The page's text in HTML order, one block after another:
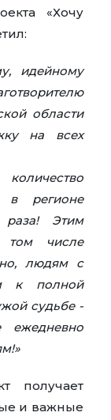
«Хочу
идейному
области
на всех
в регионе
Этим
числе
людям с
к полной
судьбе -
ежедневно
и важные